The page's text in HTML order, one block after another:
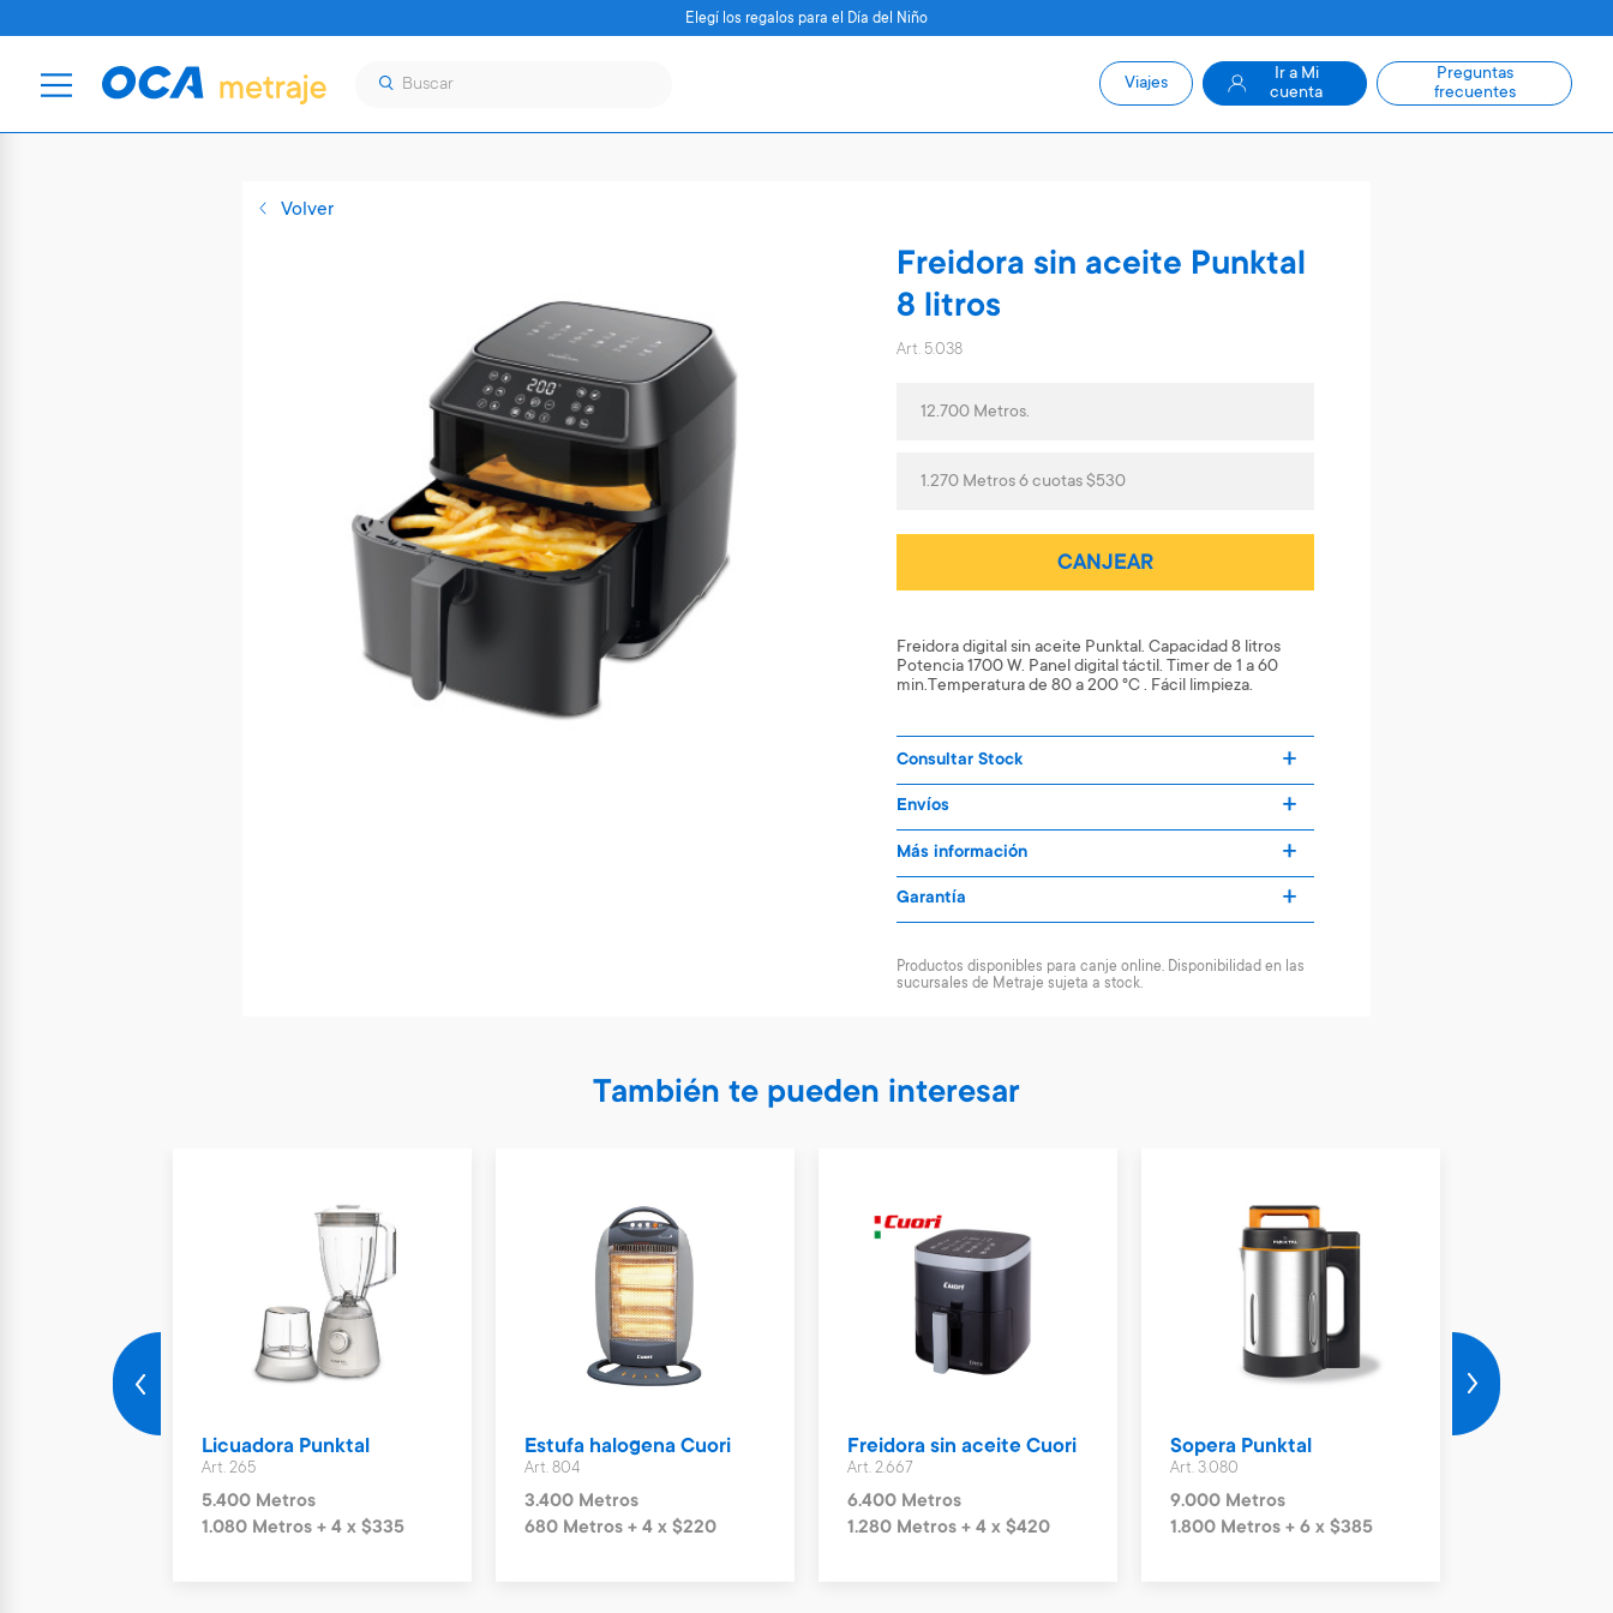
Volver
Freidora sin aceite Punktal
8 litros
Art. 5.038
12.700 Metros.
1.270 Metros 6 cuotas $530
CANJEAR
Freidora digital sin aceite Punktal. Capacidad 8 litros
Potencia 1700 W. Panel digital táctil. Timer de 1 a 60
min.Temperatura de 80 a 200 °C . Fácil limpieza.
Consultar Stock
Envíos
Más información
Garantía
Productos disponibles para canje online. Disponibilidad en las
sucursales de Metraje sujeta a stock.
También te pueden interesar
Licuadora Punktal
Art. 265
5.400 Metros
1.080 Metros + 4 x $335
Estufa halogena Cuori
Art. 804
3.400 Metros
680 Metros + 4 x $220
Freidora sin aceite Cuori
Art. 2.667
6.400 Metros
1.280 Metros + 4 x $420
Sopera Punktal
Art. 3.080
9.000 Metros
1.800 Metros + 6 x $385
Elegí los regalos para el Día del Niño
Viajes
Ir a Mi
cuenta
Preguntas
frecuentes